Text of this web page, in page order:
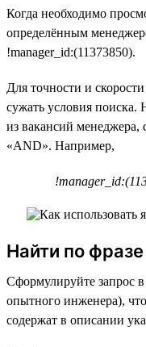
Когда необходимо
определённым
!manager_id:(11373850).
Для точности и
сужать условия
из вакансий менеджера,
«AND». Например,
Найти по
Сформулируйте запрос
опытного инженера),
содержат в описании